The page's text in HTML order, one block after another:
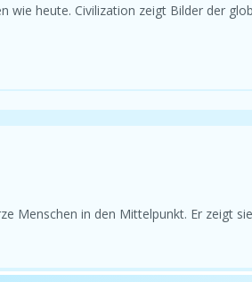
wie heute. Civilization zeigt Bilder der
Menschen in den Mittelpunkt. Er zeigt